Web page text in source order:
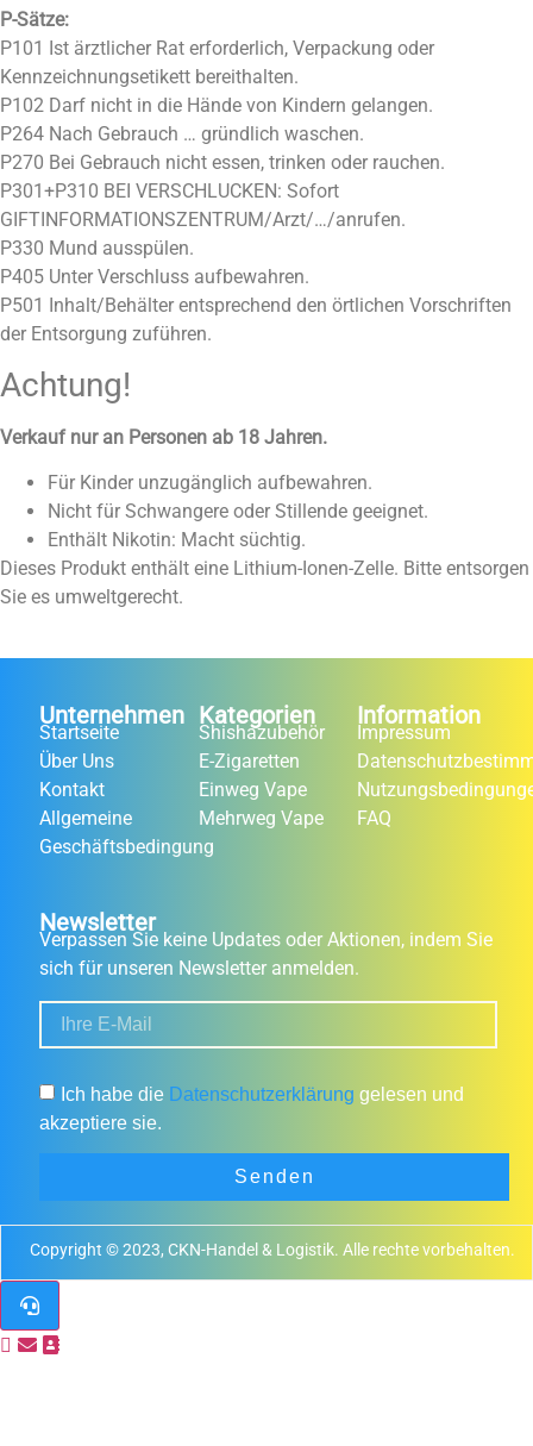
P-Sätze:
P101 Ist ärztlicher Rat erforderlich, Verpackung oder
Kennzeichnungsetikett bereithalten.
P102 Darf nicht in die Hände von Kindern gelangen.
P264 Nach Gebrauch … gründlich waschen.
P270 Bei Gebrauch nicht essen, trinken oder rauchen.
P301+P310 BEI VERSCHLUCKEN: Sofort
GIFTINFORMATIONSZENTRUM/Arzt/…/anrufen.
P330 Mund ausspülen.
P405 Unter Verschluss aufbewahren.
P501 Inhalt/Behälter entsprechend den örtlichen Vorschriften
der Entsorgung zuführen.
Achtung!
Verkauf nur an Personen ab 18 Jahren.
Für Kinder unzugänglich aufbewahren.
Nicht für Schwangere oder Stillende geeignet.
Enthält Nikotin: Macht süchtig.
Dieses Produkt enthält eine Lithium-Ionen-Zelle. Bitte entsorgen
Sie es umweltgerecht.
Unternehmen
Startseite
Über Uns
Kontakt
Allgemeine
Geschäftsbedingung
Kategorien
Shishazubehör
E-Zigaretten
Einweg Vape
Mehrweg Vape
Information
Impressum
FAQ
Newsletter
Verpassen Sie keine Updates oder Aktionen, indem Sie
sich für unseren Newsletter anmelden.
Ich habe die Datenschutzerklärung gelesen und
akzeptiere sie.
Senden
Copyright © 2023, CKN-Handel & Logistik. Alle rechte vorbehalten.